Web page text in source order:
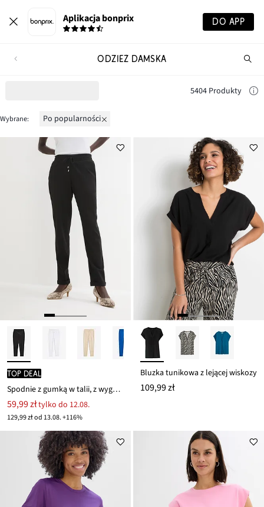
Aplikacja bonprix DO APP
ODZIEŻ DAMSKA
5404 Produkty
Wybrane: po popularności
TOP DEAL
Spodnie z gumką w talii, z wygodnego materiału punto di roma
59,99 złtylko do 12.08.
129,99 zł od 13.08. +116%
Bluzka tunikowa z lejącej wiskozy
109,99 zł